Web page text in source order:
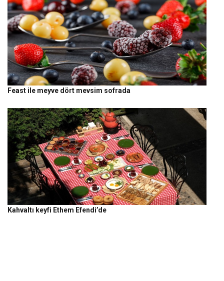
Feast ile meyve dört mevsim sofrada
Kahvaltı keyfi Ethem Efendi’de